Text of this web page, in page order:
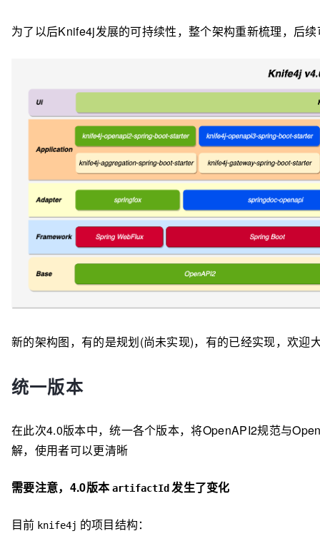
为了以后Knife4j发展的可持续性，整个架构重新梳理，后
新的架构图，有的是规划(尚未实现)，有的已经实现，欢迎
统一版本
在此次4.0版本中，统一各个版本，将OpenAPI2规范与
解，使用者可以更清晰
需要注意，4.0版本 artifactId 发生了变化
目前 knife4j 的项目结构：